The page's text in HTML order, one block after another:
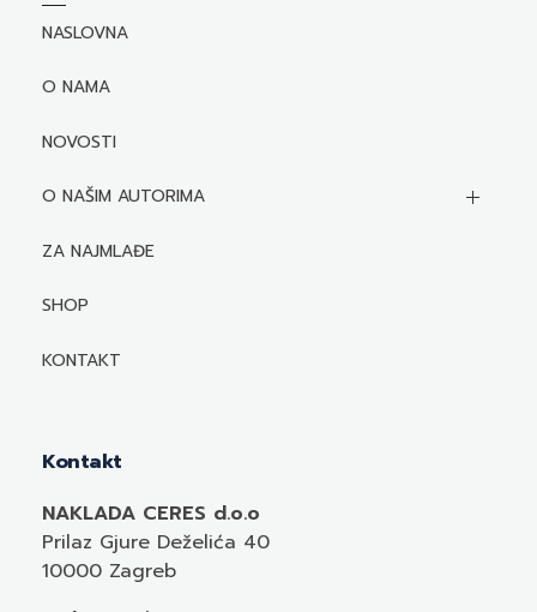
NASLOVNA
O NAMA
NOVOSTI
O NAŠIM AUTORIMA
Biografije autora
Mediji o autorima i njihovim naslovima
ZA NAJMLAĐE
SHOP
KONTAKT
Kontakt
NAKLADA CERES d.o.o
Prilaz Gjure Deželića 40
10000 Zagreb